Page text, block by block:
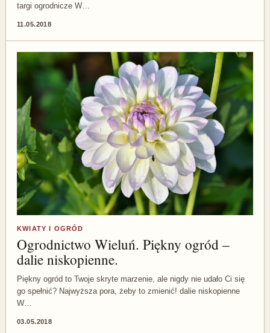
targi ogrodnicze W…
11.05.2018
KWIATY I OGRÓD
Ogrodnictwo Wieluń. Piękny ogród –
dalie niskopienne.
Piękny ogród to Twoje skryte marzenie, ale nigdy nie udało Ci się
go spełnić? Najwyższa pora, żeby to zmienić! dalie niskopienne
W…
03.05.2018